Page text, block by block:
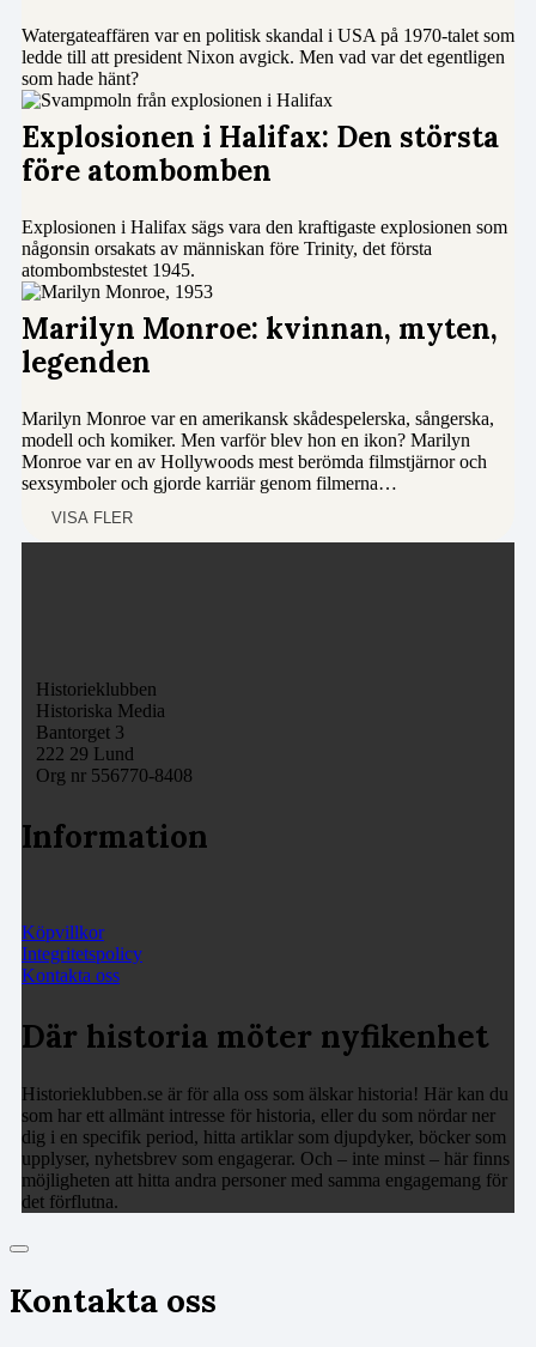
Watergateaffären var en politisk skandal i USA på 1970-talet som
ledde till att president Nixon avgick. Men vad var det egentligen
som hade hänt?
Explosionen i Halifax: Den största
före atombomben
Explosionen i Halifax sägs vara den kraftigaste explosionen som
någonsin orsakats av människan före Trinity, det första
atombombstestet 1945.
Marilyn Monroe: kvinnan, myten,
legenden
Marilyn Monroe var en amerikansk skådespelerska, sångerska,
modell och komiker. Men varför blev hon en ikon? Marilyn
Monroe var en av Hollywoods mest berömda filmstjärnor och
sexsymboler och gjorde karriär genom filmerna…
VISA FLER
Historieklubben
Historiska Media
Bantorget 3
222 29 Lund
Org nr 556770-8408
Information
Köpvillkor
Integritetspolicy
Kontakta oss
Där historia möter nyfikenhet
Historieklubben.se är för alla oss som älskar historia! Här kan du
som har ett allmänt intresse för historia, eller du som nördar ner
dig i en specifik period, hitta artiklar som djupdyker, böcker som
upplyser, nyhetsbrev som engagerar. Och – inte minst – här finns
möjligheten att hitta andra personer med samma engagemang för
det förflutna.
Kontakta oss